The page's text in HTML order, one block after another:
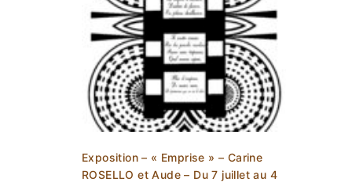
Exposition – « Emprise » – Carine
ROSELLO et Aude – Du 7 juillet au 4